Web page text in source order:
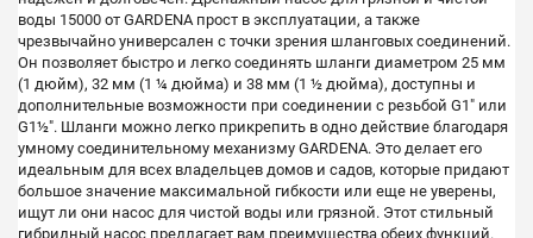
воды 15000 от GARDENA прост в эксплуатации, а также
чрезвычайно универсален с точки зрения шланговых соединений.
Он позволяет быстро и легко соединять шланги диаметром 25 мм
(1 дюйм), 32 мм (1 ¼ дюйма) и 38 мм (1 ½ дюйма), доступны и
дополнительные возможности при соединении с резьбой G1" или
G1½". Шланги можно легко прикрепить в одно действие благодаря
умному соединительному механизму GARDENA. Это делает его
идеальным для всех владельцев домов и садов, которые придают
большое значение максимальной гибкости или еще не уверены,
ищут ли они насос для чистой воды или грязной. Этот стильный
гибридный насос предлагает вам преимущества обеих функций.